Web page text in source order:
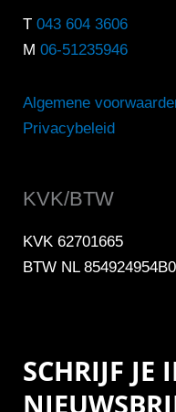
T 043 604 3606
M 06-51235946
Algemene
Privacybeleid
KVK/BTW
KVK 62701665
BTW NL
SCHRIJF